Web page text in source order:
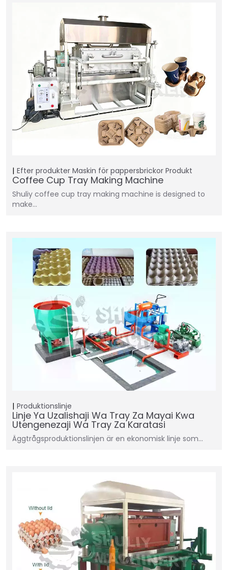
Efter produkter Maskin för pappersbrickor Produkt
Coffee Cup Tray Making Machine
Shuliy coffee cup tray making machine is designed to
make…
Produktionslinje
Linje Ya Uzalishaji Wa Tray Za Mayai Kwa
Utengenezaji Wa Tray Za Karatasi
Äggtrågsproduktionslinjen är en ekonomisk linje som…